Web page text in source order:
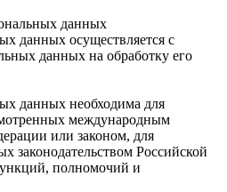
данных
данных осуществляется с
данных на обработку его
данных необходима для
международным
или законом, для
законодательством Российской
полномочий и